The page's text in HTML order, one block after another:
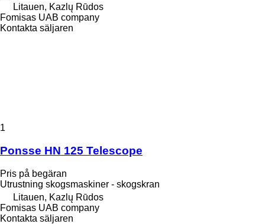
Litauen, Kazlų Rūdos
Fomisas UAB company
Kontakta säljaren
1
Ponsse HN 125 Telescope
Pris på begäran
Utrustning skogsmaskiner - skogskran
Litauen, Kazlų Rūdos
Fomisas UAB company
Kontakta säljaren